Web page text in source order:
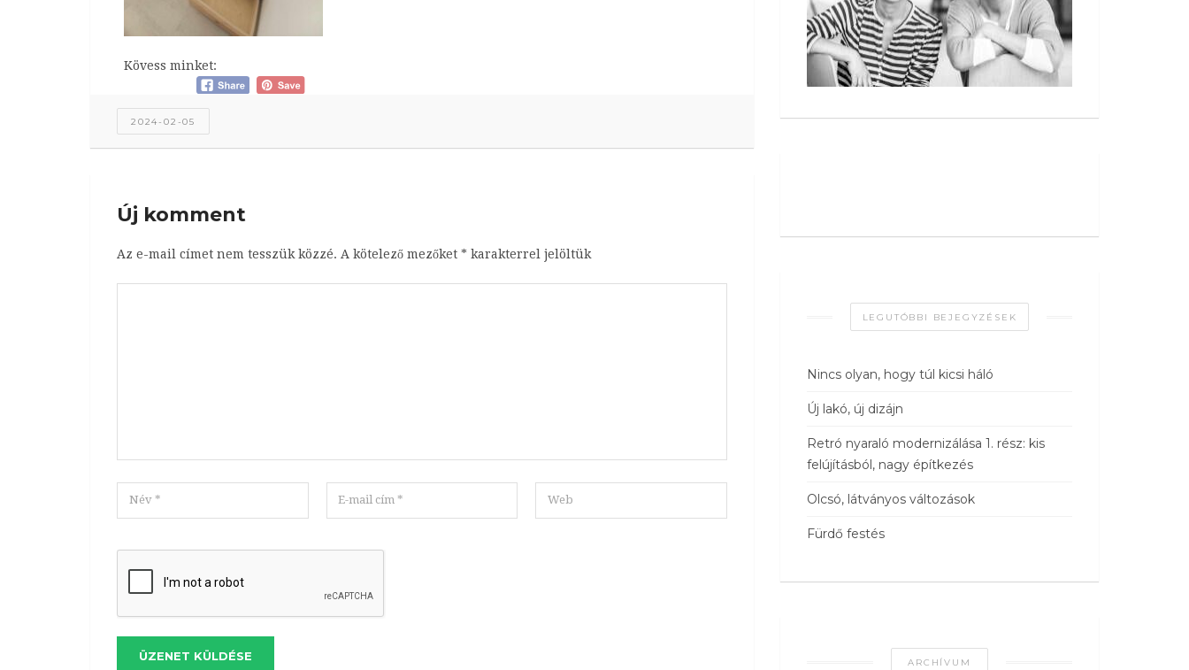
Kövess minket:
2024-02-05
Új komment
Az e-mail címet nem tesszük közzé. A kötelező mezőket * karakterrel jelöltük
ÜZENET KÜLDÉSE
LEGUTÓBBI BEJEGYZÉSEK
Nincs olyan, hogy túl kicsi háló
Új lakó, új dizájn
Retró nyaraló modernizálása 1. rész: kis
felújításból, nagy építkezés
Olcsó, látványos változások
Fürdő festés
ARCHÍVUM